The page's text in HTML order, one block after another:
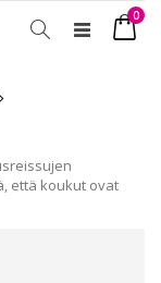
Toggle
0
että koukut ovat